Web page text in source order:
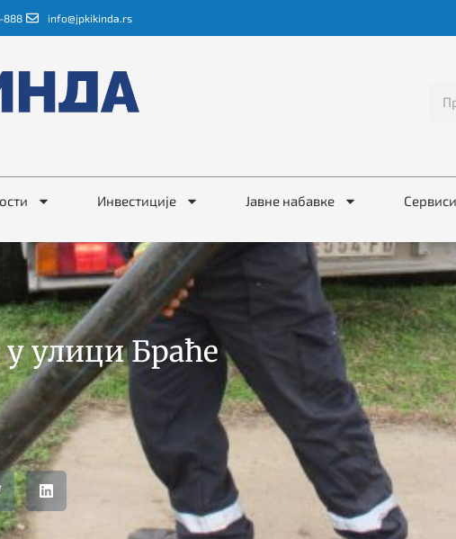
888 info@jpkikinda.rs
Инвестиције Јавне набавке Сервиси
улици Браће